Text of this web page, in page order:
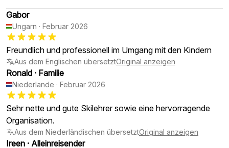
Gabor
Ungarn · Februar 2026
Freundlich und professionell im Umgang mit den Kindern
Aus dem Englischen übersetztOriginal anzeigen
Ronald · Familie
Niederlande · Februar 2026
Sehr nette und gute Skilehrer sowie eine hervorragende
Organisation.
Aus dem Niederländischen übersetztOriginal anzeigen
Ireen · Alleinreisender